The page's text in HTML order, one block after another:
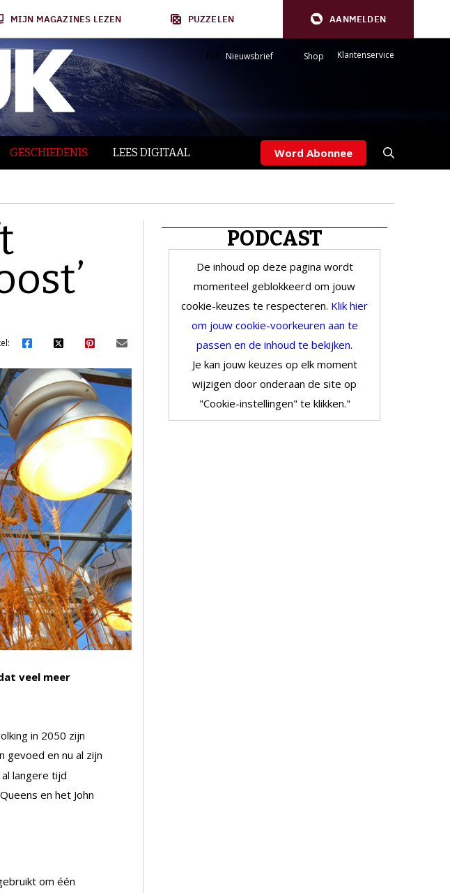
MIJN MAGAZINES LEZEN PUZZELEN AANMELDEN
Nieuwsbrief Shop Klantenservice
GESCHIEDENIS LEES DIGITAAL Word Abonnee
veel meer
in 2050 zijn
gevoed en nu al zijn
langere tijd
en het John
om één
PODCAST
De inhoud op deze pagina wordt
momenteel geblokkeerd om jouw
cookie-keuzes te respecteren. Klik hier
om jouw cookie-voorkeuren aan te
passen en de inhoud te bekijken.
Je kan jouw keuzes op elk moment
wijzigen door onderaan de site op
"Cookie-instellingen" te klikken."